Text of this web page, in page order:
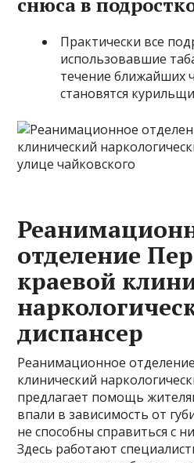
Практически все
использовавшие
течение ближайших
становятся
отделение
краевой
диспансер
Реанимационное
клинический
предлагает помощь
впали в зависимость от
не способны справиться с
Здесь работают